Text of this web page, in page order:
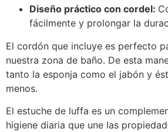
Diseño práctico con cordel:
fácilmente y prolongar la
El cordón que incluye es perfecto
nuestra zona de baño. De esta
tanto la esponja como el jabón y
menos.
El estuche de luffa es un
higiene diaria que une las